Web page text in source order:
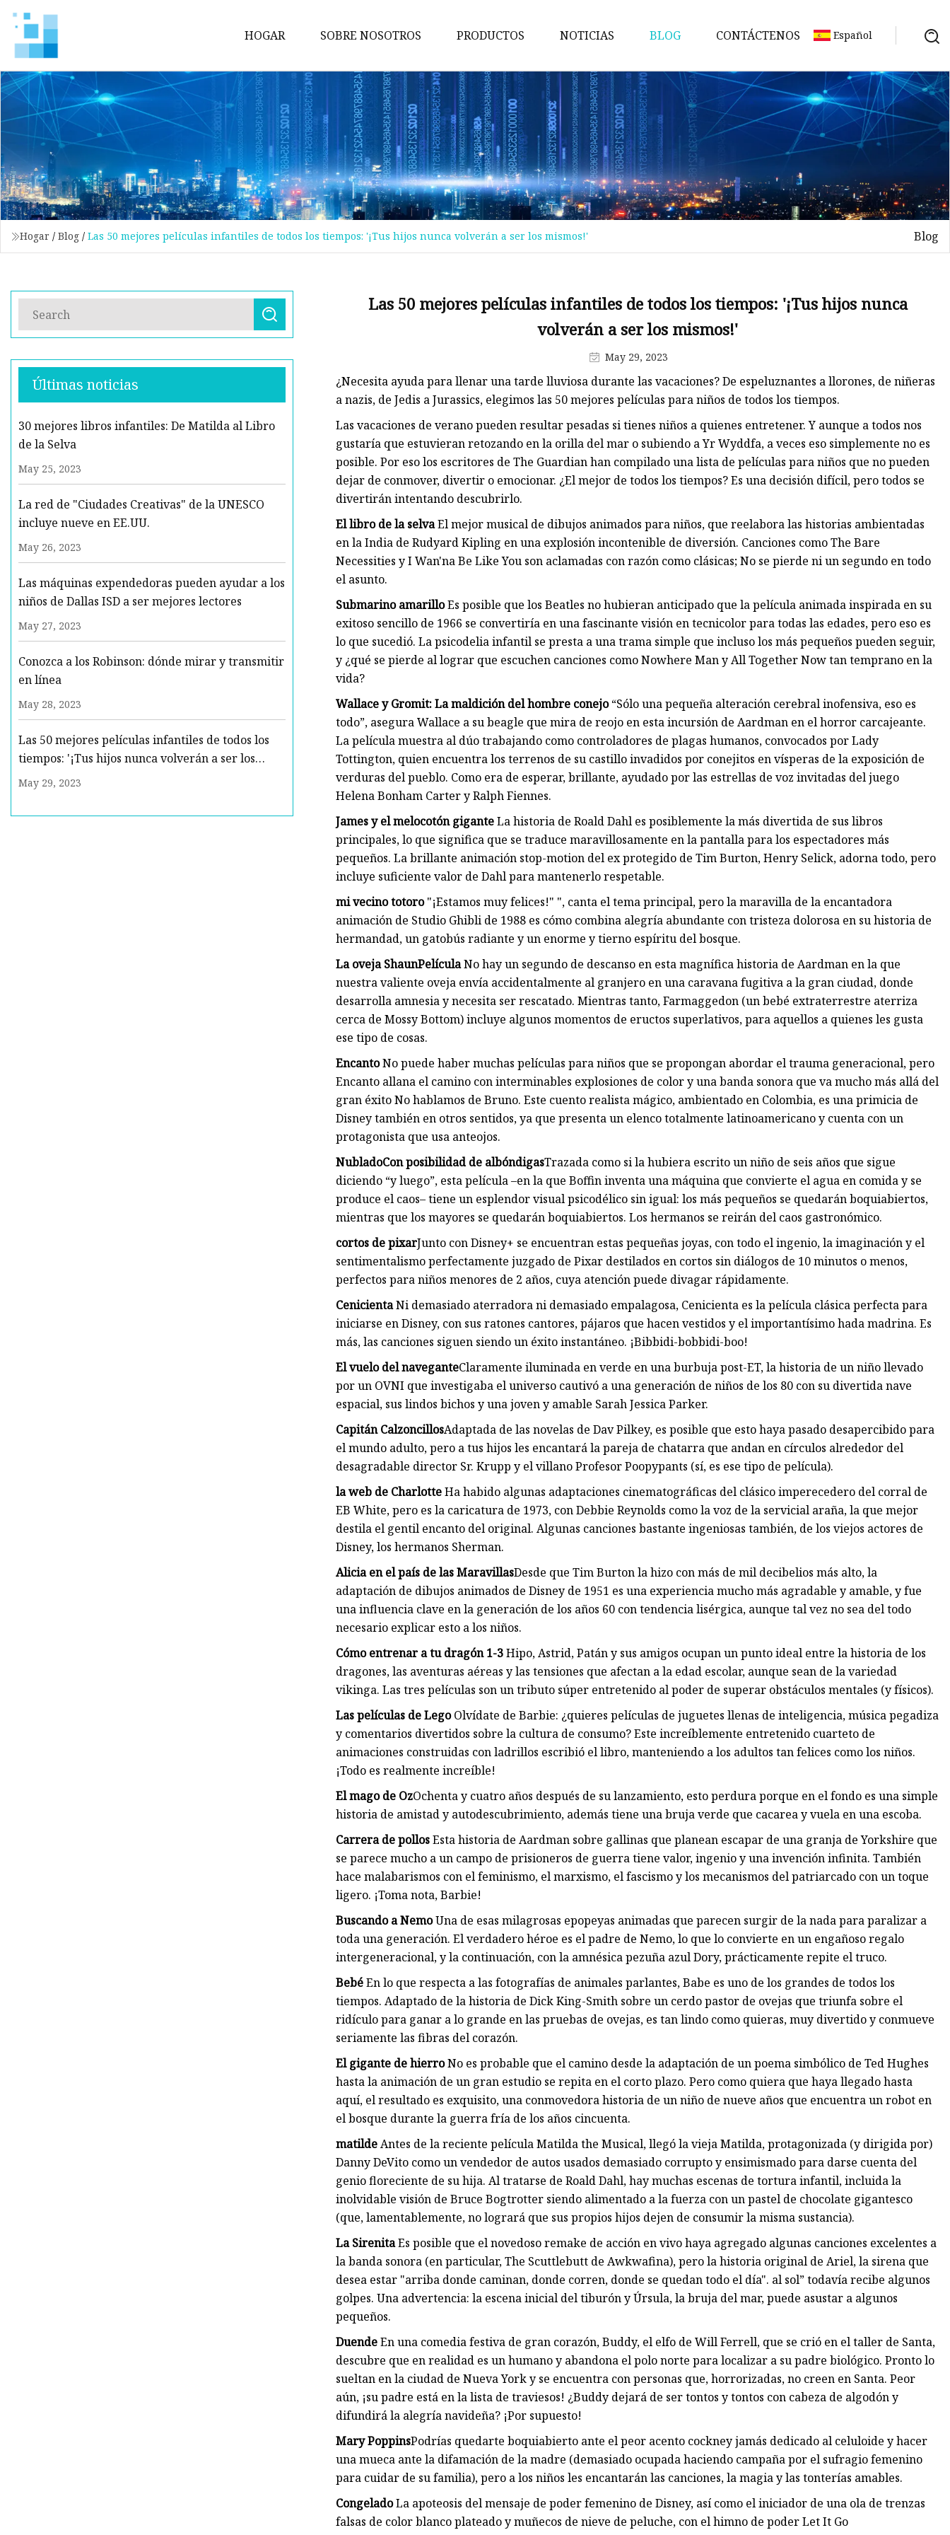
HOGAR SOBRE NOSOTROS PRODUCTOS
Maquina de pruebas
Máquina de embalaje
Maquina de cortar
Máquina bronceadora
Perforadora
Máquina transportadora
Máquina de implantación
Máquina de libros para niños
Máquina de producción de
Máquina troqueladora de libros
Máquina cortadora de materiales
NOTICIAS BLOG CONTÁCTENOS Español
Hogar / Blog / Las 50 mejores películas infantiles de todos los tiempos: '¡Tus hijos nunca volverán a ser los mismos!' Blog
Últimas noticias
30 mejores libros infantiles: De Matilda al Libro
de la Selva
May 25, 2023
La red de "Ciudades Creativas" de la UNESCO
incluye nueve en EE.UU.
May 26, 2023
Las máquinas expendedoras pueden ayudar a los
niños de Dallas ISD a ser mejores lectores
May 27, 2023
Conozca a los Robinson: dónde mirar y transmitir
en línea
May 28, 2023
Las 50 mejores películas infantiles de todos los
tiempos: '¡Tus hijos nunca volverán a ser los
mismos!'
May 29, 2023
Las 50 mejores películas infantiles de todos los tiempos: '¡Tus hijos nunca
volverán a ser los mismos!'
May 29, 2023
¿Necesita ayuda para llenar una tarde lluviosa durante las vacaciones? De espeluznantes a llorones, de niñeras
a nazis, de Jedis a Jurassics, elegimos las 50 mejores películas para niños de todos los tiempos.
Las vacaciones de verano pueden resultar pesadas si tienes niños a quienes entretener. Y aunque a todos nos
gustaría que estuvieran retozando en la orilla del mar o subiendo a Yr Wyddfa, a veces eso simplemente no es
posible. Por eso los escritores de The Guardian han compilado una lista de películas para niños que no pueden
dejar de conmover, divertir o emocionar. ¿El mejor de todos los tiempos? Es una decisión difícil, pero todos se
divertirán intentando descubrirlo.
El libro de la selvaEl mejor musical de dibujos animados para niños, que reelabora las historias ambientadas
en la India de Rudyard Kipling en una explosión incontenible de diversión. Canciones como The Bare
Necessities y I Wan'na Be Like You son aclamadas con razón como clásicas; No se pierde ni un segundo en todo
el asunto.
Submarino amarilloEs posible que los Beatles no hubieran anticipado que la película animada inspirada en su
exitoso sencillo de 1966 se convertiría en una fascinante visión en tecnicolor para todas las edades, pero eso es
lo que sucedió. La psicodelia infantil se presta a una trama simple que incluso los más pequeños pueden seguir,
y ¿qué se pierde al lograr que escuchen canciones como Nowhere Man y All Together Now tan temprano en la
vida?
Wallace y Gromit: La maldición del hombre conejo“Sólo una pequeña alteración cerebral inofensiva, eso es
todo”, asegura Wallace a su beagle que mira de reojo en esta incursión de Aardman en el horror carcajeante.
La película muestra al dúo trabajando como controladores de plagas humanos, convocados por Lady
Tottington, quien encuentra los terrenos de su castillo invadidos por conejitos en vísperas de la exposición de
verduras del pueblo. Como era de esperar, brillante, ayudado por las estrellas de voz invitadas del juego
Helena Bonham Carter y Ralph Fiennes.
James y el melocotón giganteLa historia de Roald Dahl es posiblemente la más divertida de sus libros
principales, lo que significa que se traduce maravillosamente en la pantalla para los espectadores más
pequeños. La brillante animación stop-motion del ex protegido de Tim Burton, Henry Selick, adorna todo, pero
incluye suficiente valor de Dahl para mantenerlo respetable.
mi vecino totoro"¡Estamos muy felices!" ", canta el tema principal, pero la maravilla de la encantadora
animación de Studio Ghibli de 1988 es cómo combina alegría abundante con tristeza dolorosa en su historia de
hermandad, un gatobús radiante y un enorme y tierno espíritu del bosque.
La oveja ShaunPelículaNo hay un segundo de descanso en esta magnífica historia de Aardman en la que
nuestra valiente oveja envía accidentalmente al granjero en una caravana fugitiva a la gran ciudad, donde
desarrolla amnesia y necesita ser rescatado. Mientras tanto, Farmaggedon (un bebé extraterrestre aterriza
cerca de Mossy Bottom) incluye algunos momentos de eructos superlativos, para aquellos a quienes les gusta
ese tipo de cosas.
EncantoNo puede haber muchas películas para niños que se propongan abordar el trauma generacional, pero
Encanto allana el camino con interminables explosiones de color y una banda sonora que va mucho más allá del
gran éxito No hablamos de Bruno. Este cuento realista mágico, ambientado en Colombia, es una primicia de
Disney también en otros sentidos, ya que presenta un elenco totalmente latinoamericano y cuenta con un
protagonista que usa anteojos.
NubladoCon posibilidad de albóndigasTrazada como si la hubiera escrito un niño de seis años que sigue
diciendo “y luego”, esta película –en la que Boffin inventa una máquina que convierte el agua en comida y se
produce el caos– tiene un esplendor visual psicodélico sin igual: los más pequeños se quedarán boquiabiertos,
mientras que los mayores se quedarán boquiabiertos. Los hermanos se reirán del caos gastronómico.
cortos de pixarJunto con Disney+ se encuentran estas pequeñas joyas, con todo el ingenio, la imaginación y el
sentimentalismo perfectamente juzgado de Pixar destilados en cortos sin diálogos de 10 minutos o menos,
perfectos para niños menores de 2 años, cuya atención puede divagar rápidamente.
CenicientaNi demasiado aterradora ni demasiado empalagosa, Cenicienta es la película clásica perfecta para
iniciarse en Disney, con sus ratones cantores, pájaros que hacen vestidos y el importantísimo hada madrina. Es
más, las canciones siguen siendo un éxito instantáneo. ¡Bibbidi-bobbidi-boo!
El vuelo del naveganteClaramente iluminada en verde en una burbuja post-ET, la historia de un niño llevado
por un OVNI que investigaba el universo cautivó a una generación de niños de los 80 con su divertida nave
espacial, sus lindos bichos y una joven y amable Sarah Jessica Parker.
Capitán CalzoncillosAdaptada de las novelas de Dav Pilkey, es posible que esto haya pasado desapercibido para
el mundo adulto, pero a tus hijos les encantará la pareja de chatarra que andan en círculos alrededor del
desagradable director Sr. Krupp y el villano Profesor Poopypants (sí, es ese tipo de película).
la web de CharlotteHa habido algunas adaptaciones cinematográficas del clásico imperecedero del corral de
EB White, pero es la caricatura de 1973, con Debbie Reynolds como la voz de la servicial araña, la que mejor
destila el gentil encanto del original. Algunas canciones bastante ingeniosas también, de los viejos actores de
Disney, los hermanos Sherman.
Alicia en el país de las MaravillasDesde que Tim Burton la hizo con más de mil decibelios más alto, la
adaptación de dibujos animados de Disney de 1951 es una experiencia mucho más agradable y amable, y fue
una influencia clave en la generación de los años 60 con tendencia lisérgica, aunque tal vez no sea del todo
necesario explicar esto a los niños.
Cómo entrenar a tu dragón 1-3Hipo, Astrid, Patán y sus amigos ocupan un punto ideal entre la historia de los
dragones, las aventuras aéreas y las tensiones que afectan a la edad escolar, aunque sean de la variedad
vikinga. Las tres películas son un tributo súper entretenido al poder de superar obstáculos mentales (y físicos).
Las películas de LegoOlvídate de Barbie: ¿quieres películas de juguetes llenas de inteligencia, música pegadiza
y comentarios divertidos sobre la cultura de consumo? Este increíblemente entretenido cuarteto de
animaciones construidas con ladrillos escribió el libro, manteniendo a los adultos tan felices como los niños.
¡Todo es realmente increíble!
El mago de OzOchenta y cuatro años después de su lanzamiento, esto perdura porque en el fondo es una simple
historia de amistad y autodescubrimiento, además tiene una bruja verde que cacarea y vuela en una escoba.
Carrera de pollosEsta historia de Aardman sobre gallinas que planean escapar de una granja de Yorkshire que
se parece mucho a un campo de prisioneros de guerra tiene valor, ingenio y una invención infinita. También
hace malabarismos con el feminismo, el marxismo, el fascismo y los mecanismos del patriarcado con un toque
ligero. ¡Toma nota, Barbie!
Buscando a NemoUna de esas milagrosas epopeyas animadas que parecen surgir de la nada para paralizar a
toda una generación. El verdadero héroe es el padre de Nemo, lo que lo convierte en un engañoso regalo
intergeneracional, y la continuación, con la amnésica pezuña azul Dory, prácticamente repite el truco.
BebéEn lo que respecta a las fotografías de animales parlantes, Babe es uno de los grandes de todos los
tiempos. Adaptado de la historia de Dick King-Smith sobre un cerdo pastor de ovejas que triunfa sobre el
ridículo para ganar a lo grande en las pruebas de ovejas, es tan lindo como quieras, muy divertido y conmueve
seriamente las fibras del corazón.
El gigante de hierroNo es probable que el camino desde la adaptación de un poema simbólico de Ted Hughes
hasta la animación de un gran estudio se repita en el corto plazo. Pero como quiera que haya llegado hasta
aquí, el resultado es exquisito, una conmovedora historia de un niño de nueve años que encuentra un robot en
el bosque durante la guerra fría de los años cincuenta.
matildeAntes de la reciente película Matilda the Musical, llegó la vieja Matilda, protagonizada (y dirigida por)
Danny DeVito como un vendedor de autos usados ​​demasiado corrupto y ensimismado para darse cuenta del
genio floreciente de su hija. Al tratarse de Roald Dahl, hay muchas escenas de tortura infantil, incluida la
inolvidable visión de Bruce Bogtrotter siendo alimentado a la fuerza con un pastel de chocolate gigantesco
(que, lamentablemente, no logrará que sus propios hijos dejen de consumir la misma sustancia).
La SirenitaEs posible que el novedoso remake de acción en vivo haya agregado algunas canciones excelentes a
la banda sonora (en particular, The Scuttlebutt de Awkwafina), pero la historia original de Ariel, la sirena que
desea estar "arriba donde caminan, donde corren, donde se quedan todo el día". al sol” todavía recibe algunos
golpes. Una advertencia: la escena inicial del tiburón y Úrsula, la bruja del mar, puede asustar a algunos
pequeños.
DuendeEn una comedia festiva de gran corazón, Buddy, el elfo de Will Ferrell, que se crió en el taller de Santa,
descubre que en realidad es un humano y abandona el polo norte para localizar a su padre biológico. Pronto lo
sueltan en la ciudad de Nueva York y se encuentra con personas que, horrorizadas, no creen en Santa. Peor
aún, ¡su padre está en la lista de traviesos! ¿Buddy dejará de ser tontos y tontos con cabeza de algodón y
difundirá la alegría navideña? ¡Por supuesto!
Mary PoppinsPodrías quedarte boquiabierto ante el peor acento cockney jamás dedicado al celuloide y hacer
una mueca ante la difamación de la madre (demasiado ocupada haciendo campaña por el sufragio femenino
para cuidar de su familia), pero a los niños les encantarán las canciones, la magia y las tonterías amables.
CongeladoLa apoteosis del mensaje de poder femenino de Disney, así como el iniciador de una ola de trenzas
falsas de color blanco plateado y muñecos de nieve de peluche, con el himno de poder Let It Go